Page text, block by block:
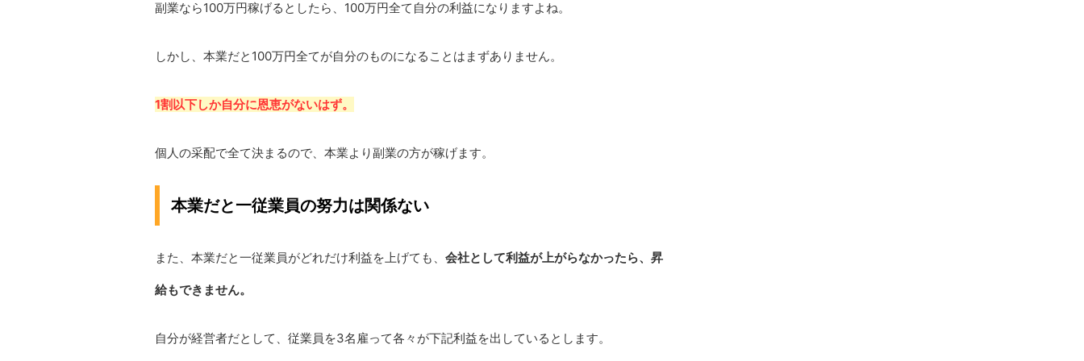
副業なら100万円稼げるとしたら、100万円全て自分の利益になりますよね。
しかし、本業だと100万円全てが自分のものになることはまずありません。
1割以下しか自分に恩恵がないはず。
個人の采配で全て決まるので、本業より副業の方が稼げます。
本業だと一従業員の努力は関係ない
また、本業だと一従業員がどれだけ利益を上げても、 会社として利益が上がらなかったら、昇
給もできません。
自分が経営者だとして、従業員を3名雇って各々が下記利益を出しているとします。